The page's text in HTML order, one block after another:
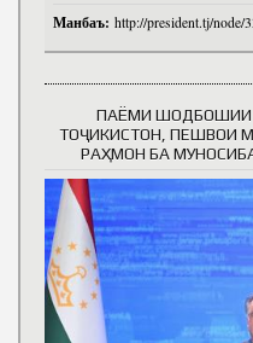
Манбаъ: http://president.tj/node/
ПАЁМИ ШОДБОШИИ
ТОҶИКИСТОН, ПЕШВОИ
РАҲМОН БА